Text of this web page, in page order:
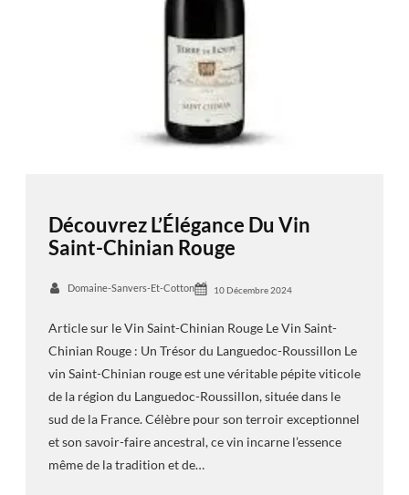
Découvrez L’Élégance Du Vin
Saint-Chinian Rouge
Domaine-Sanvers-Et-Cotton 10 Décembre 2024
Article sur le Vin Saint-Chinian Rouge Le Vin Saint-
Chinian Rouge : Un Trésor du Languedoc-Roussillon Le
vin Saint-Chinian rouge est une véritable pépite viticole
de la région du Languedoc-Roussillon, située dans le
sud de la France. Célèbre pour son terroir exceptionnel
et son savoir-faire ancestral, ce vin incarne l’essence
même de la tradition et de…